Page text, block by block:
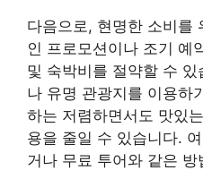
다음으로, 현명한 소비를
인 프로모션이나 조기 예
및 숙박비를 절약할 수
나 유명 관광지를 이용하
하는 저렴하면서도 맛있
용을 줄일 수 있습니다.
거나 무료 투어와 같은